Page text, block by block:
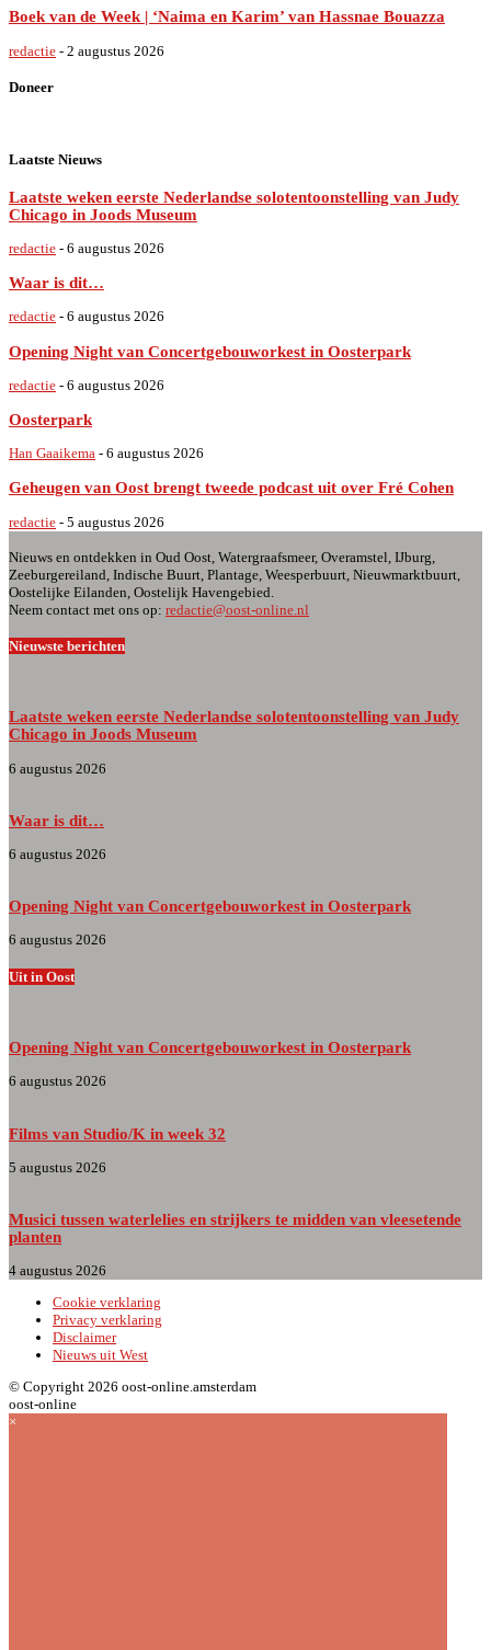
Boek van de Week | ‘Naima en Karim’ van Hassnae Bouazza
redactie - 2 augustus 2026
Doneer
Laatste Nieuws
Laatste weken eerste Nederlandse solotentoonstelling van Judy
Chicago in Joods Museum
redactie - 6 augustus 2026
Waar is dit…
redactie - 6 augustus 2026
Opening Night van Concertgebouworkest in Oosterpark
redactie - 6 augustus 2026
Oosterpark
Han Gaaikema - 6 augustus 2026
Geheugen van Oost brengt tweede podcast uit over Fré Cohen
redactie - 5 augustus 2026
Nieuws en ontdekken in Oud Oost, Watergraafsmeer, Overamstel, IJburg,
Zeeburgereiland, Indische Buurt, Plantage, Weesperbuurt, Nieuwmarktbuurt,
Oostelijke Eilanden, Oostelijk Havengebied.
Neem contact met ons op: redactie@oost-online.nl
Nieuwste berichten
Laatste weken eerste Nederlandse solotentoonstelling van Judy
Chicago in Joods Museum
6 augustus 2026
Waar is dit…
6 augustus 2026
Opening Night van Concertgebouworkest in Oosterpark
6 augustus 2026
Uit in Oost
Opening Night van Concertgebouworkest in Oosterpark
6 augustus 2026
Films van Studio/K in week 32
5 augustus 2026
Musici tussen waterlelies en strijkers te midden van vleesetende
planten
4 augustus 2026
Cookie verklaring
Privacy verklaring
Disclaimer
Nieuws uit West
© Copyright 2026 oost-online.amsterdam
oost-online
×